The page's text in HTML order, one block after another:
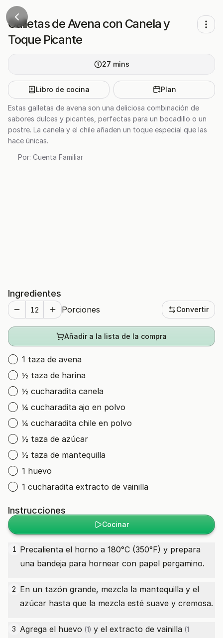
Galletas de Avena con Canela y
Toque Picante
27 mins
Libro de cocina Plan
Estas galletas de avena son una deliciosa combinación de
sabores dulces y picantes, perfectas para un bocadillo o un
postre. La canela y el chile añaden un toque especial que las
hace únicas.
Por: Cuenta Familiar
Ingredientes
Porciones Convertir
Añadir a la lista de la compra
1 taza de avena
½ taza de harina
½ cucharadita canela
¼ cucharadita ajo en polvo
¼ cucharadita chile en polvo
½ taza de azúcar
½ taza de mantequilla
1 huevo
1 cucharadita extracto de vainilla
Instrucciones
Cocinar
1 Precalienta el horno a 180°C (350°F) y prepara
una bandeja para hornear con papel pergamino.
2 En un tazón grande, mezcla la mantequilla y el
azúcar hasta que la mezcla esté suave y cremosa.
3 Agrega el huevo (1) y el extracto de vainilla (1